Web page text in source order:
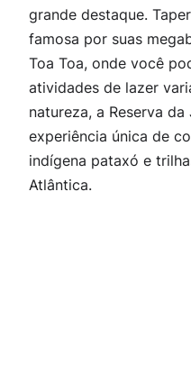
grande destaque.
famosa por suas
Toa Toa, onde você
atividades de lazer
natureza, a Reserva
experiência única de
indígena pataxó e
Atlântica.